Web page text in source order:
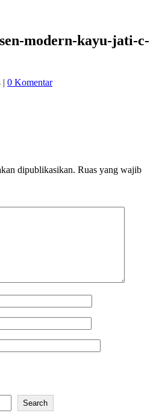
modern-kayu-jati-c-
| 0 Komentar
dipublikasikan. Ruas yang wajib
Search